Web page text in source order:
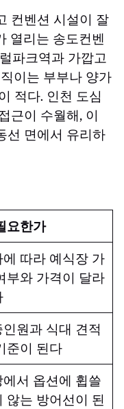
컨벤션 시설이 잘
열리는 송도컨벤
파크역과 가깝고
이는 부부나 양가
적다. 인천 도심
근이 수월해, 이
선 면에서 유리하
요한가
에 따라 예식장 가
부와 가격이 달라
인원과 식대 견적
준이 된다
에서 옵션에 휩쓸
않는 방어선이 된